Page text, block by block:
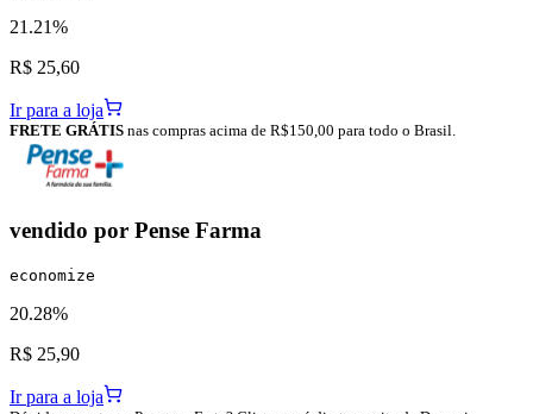
21.21%
R$ 25,60
Ir para a loja
FRETE GRÁTIS nas compras acima de R$150,00 para todo o Brasil.
vendido por Pense Farma
economize
20.28%
R$ 25,90
Ir para a loja